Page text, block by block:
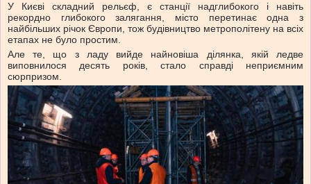
У Києві складний рельєф, є станції надглибокого і навіть
рекордно глибокого залягання, місто перетинає одна з
найбільших річок Європи, тож будівництво метрополітену на всіх
етапах не було простим.
Але те, що з ладу вийде найновіша ділянка, якій ледве
виповнилося десять років, стало справді неприємним
сюрпризом.